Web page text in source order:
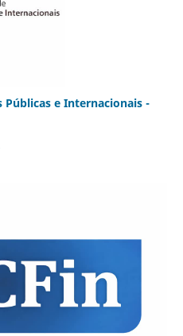
Públicas e Internacionais -